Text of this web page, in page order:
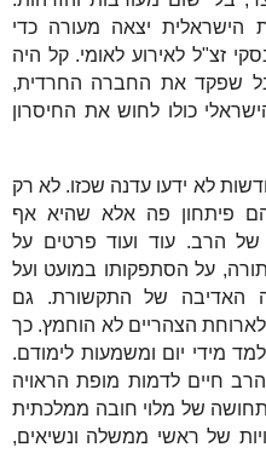
יצאה מעורה כדי
זצ"ל לאירוע לאומי. קל היה
שפקד את החברה החרדית,
כולו לחוש את החיסרון
לא ידעו עדנה שכזו. לא רק
פיתחון פה אלא שהיא אף
הרב. עוד ועוד פרטים על
על הסתפקותו במועט ועל
האדיבה של התקשורת. גם
הצהריים לא הוחמץ. כך
מידי יום ומשמעות לימודם.
חיים לדמות מופת הראויה
של מלוי חובה ממלכתית
של ראשי ממשלה ונשיאים,